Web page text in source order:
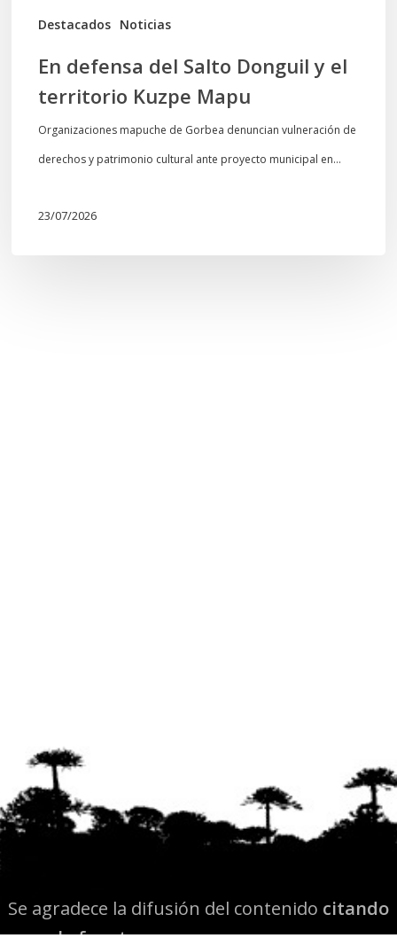
Destacados Noticias
Mapu
En defensa del Salto Donguil y el
territorio Kuzpe Mapu
Organizaciones mapuche de Gorbea denuncian vulneración de
derechos y patrimonio cultural ante proyecto municipal en…
23/07/2026
Se agradece la difusión del contenido citando